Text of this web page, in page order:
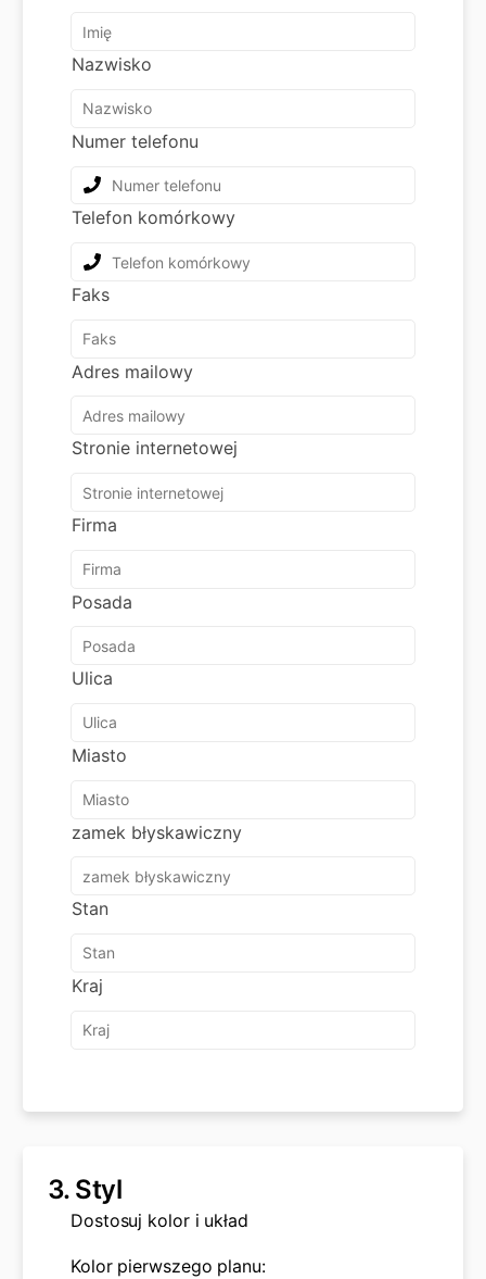
Nazwisko
Numer telefonu
Telefon komórkowy
Faks
Adres mailowy
Stronie internetowej
Firma
Posada
Ulica
Miasto
zamek błyskawiczny
Stan
Kraj
3. Styl
Dostosuj kolor i układ
Kolor pierwszego planu: